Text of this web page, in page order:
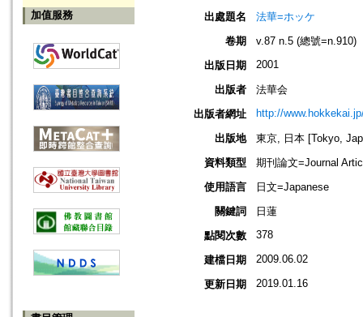
加值服務
出處題名
法華=ホッケ
卷期
v.87 n.5 (總號=n.910)
出版日期
2001
出版者
法華会
出版者網址
http://
出版地
東京, 日本 [Tokyo,
資料類型
期刊論文=Journal
使用語言
日文=Japanese
關鍵詞
日蓮
點閱次數
378
建檔日期 2009.06.02
更新日期 2019.01.16